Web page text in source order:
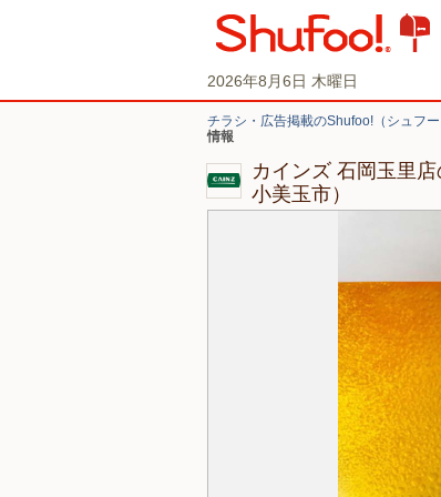
2026年8月6日 木曜日
チラシ・広告掲載のShufoo!（シュフー
情報
カインズ 石岡玉里
小美玉市）